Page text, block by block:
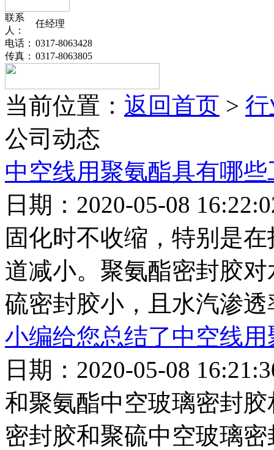
联系
人：
任经理
电话： 0317-8063428
传真： 0317-8063805
当前位置： 返回首页 >
公司动态
中空线用聚氨酯具有哪
日期：2020-05-08
固化时不收缩，特别是
道减小。聚氨酯密封胶
硫密封胶小，且水汽渗
小编给您总结了中空线
日期：2020-05-08
和聚氨酯中空玻璃密封
密封胶和聚硫中空玻璃